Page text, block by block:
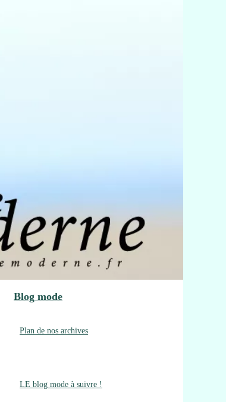
Blog mode
Plan de nos archives
LE blog mode à suivre !